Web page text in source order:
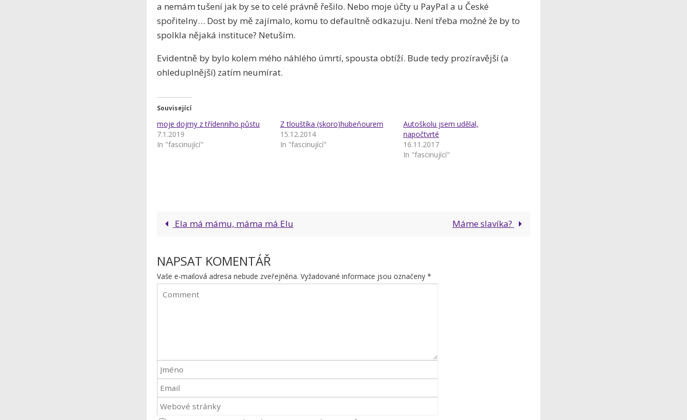
a nemám tušení jak by se to celé právně řešilo. Nebo moje účty u PayPal a u České
spořitelny… Dost by mě zajímalo, komu to defaultně odkazuju. Není třeba možné že by to
spolkla nějaká instituce? Netuším.
Evidentně by bylo kolem mého náhlého úmrtí, spousta obtíží. Bude tedy prozíravější (a
ohleduplnější) zatím neumírat.
Související
moje dojmy z třídenního půstu
7.1.2019
In "fascinující"
Z tlouštíka (skoro)hubeňourem
15.12.2014
In "fascinující"
Autoškolu jsem udělal,
napočtvrté
16.11.2017
In "fascinující"
Ela má mámu, máma má Elu Máme slavíka?
NAPSAT KOMENTÁŘ
Vaše e-mailová adresa nebude zveřejněna. Vyžadované informace jsou označeny *